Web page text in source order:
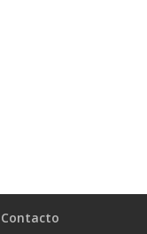
Contacto